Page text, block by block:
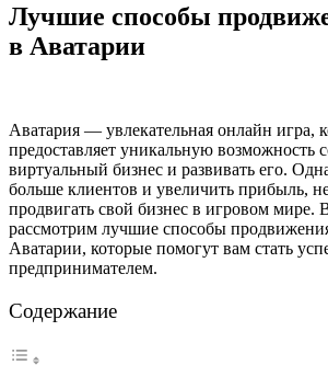
Лучшие способы
в Аватарии
Аватария — увлекательная онлайн игра,
предоставляет уникальную возможность
виртуальный бизнес и развивать его.
больше клиентов и увеличить прибыль,
продвигать свой бизнес в игровом мире.
рассмотрим лучшие способы
Аватарии, которые помогут вам стать
предпринимателем.
Содержание